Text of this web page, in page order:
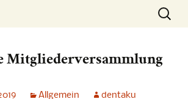
Suchen
nach:
Mitgliederversammlung
Allgemein dentaku